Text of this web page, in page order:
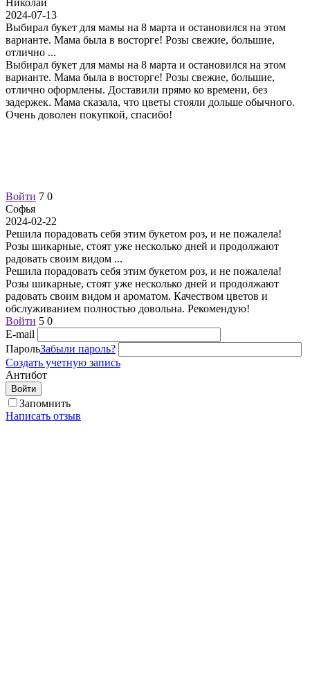
Николай
2024-07-13
Выбирал букет для мамы на 8 марта и остановился на этом
варианте. Мама была в восторге! Розы свежие, большие,
отлично ...
Выбирал букет для мамы на 8 марта и остановился на этом
варианте. Мама была в восторге! Розы свежие, большие,
отлично оформлены. Доставили прямо ко времени, без
задержек. Мама сказала, что цветы стояли дольше обычного.
Очень доволен покупкой, спасибо!
Войти 7 0
Софья
2024-02-22
Решила порадовать себя этим букетом роз, и не пожалела!
Розы шикарные, стоят уже несколько дней и продолжают
радовать своим видом ...
Решила порадовать себя этим букетом роз, и не пожалела!
Розы шикарные, стоят уже несколько дней и продолжают
радовать своим видом и ароматом. Качеством цветов и
обслуживанием полностью довольна. Рекомендую!
Войти 5 0
E-mail
ПарольЗабыли пароль?
Создать учетную запись
Антибот
Войти
Запомнить
Написать отзыв